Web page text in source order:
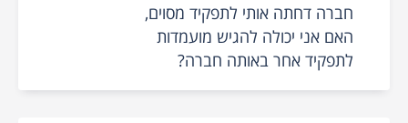
חברה דחתה אותי לתפקיד מסוים,
האם אני יכולה להגיש מועמדות
לתפקיד אחר באותה חברה?